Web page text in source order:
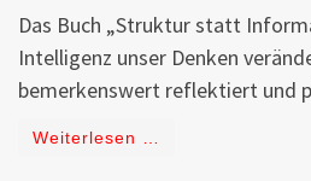
Das Buch „Struktur statt
Intelligenz unser Denken
bemerkenswert reflektiert und
Weiterlesen …